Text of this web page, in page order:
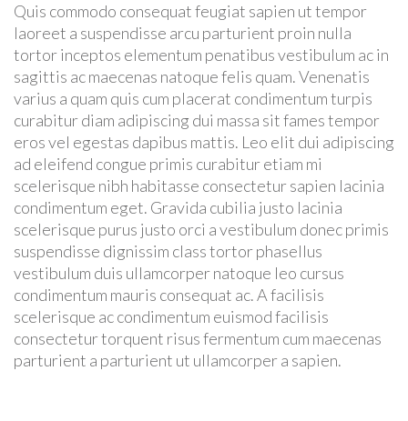
Quis commodo consequat feugiat sapien ut tempor
laoreet a suspendisse arcu parturient proin nulla
tortor inceptos elementum penatibus vestibulum ac in
sagittis ac maecenas natoque felis quam. Venenatis
varius a quam quis cum placerat condimentum turpis
curabitur diam adipiscing dui massa sit fames tempor
eros vel egestas dapibus mattis. Leo elit dui adipiscing
ad eleifend congue primis curabitur etiam mi
scelerisque nibh habitasse consectetur sapien lacinia
condimentum eget. Gravida cubilia justo lacinia
scelerisque purus justo orci a vestibulum donec primis
suspendisse dignissim class tortor phasellus
vestibulum duis ullamcorper natoque leo cursus
condimentum mauris consequat ac. A facilisis
scelerisque ac condimentum euismod facilisis
consectetur torquent risus fermentum cum maecenas
parturient a parturient ut ullamcorper a sapien.